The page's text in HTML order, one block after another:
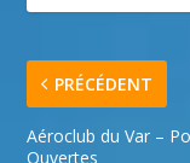
PRÉCÉDENT
Aéroclub du Var –
Ouvertes